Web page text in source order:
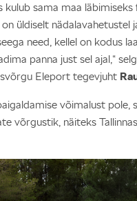
kulub sama maa läbimiseks
üldiselt nädalavahetustel
need, kellel on kodus
panna just sel ajal,“
Eleport tegevjuht
võimalust pole,
võrgustik, näiteks